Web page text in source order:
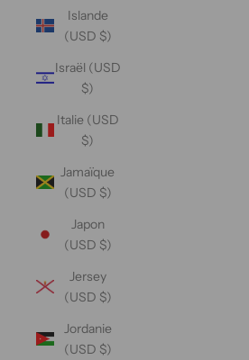
Islande
(USD $)
Israël (USD
$)
Italie (USD
$)
Jamaïque
(USD $)
Japon
(USD $)
Jersey
(USD $)
Jordanie
(USD $)